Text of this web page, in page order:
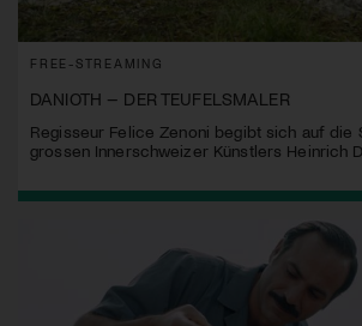
FREE-STREAMING
DANIOTH – DER TEUFELSMALER
Regisseur Felice Zenoni begibt sich auf die
grossen Innerschweizer Künstlers Heinrich